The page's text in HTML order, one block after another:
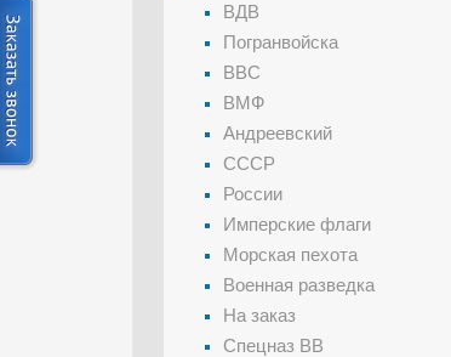
ВДВ
Погранвойска
ВВС
ВМФ
Андреевский
СССР
России
Имперские флаги
Морская пехота
Военная разведка
На заказ
Спецназ ВВ